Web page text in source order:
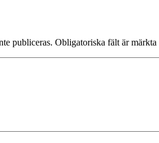
publiceras. Obligatoriska fält är märkta